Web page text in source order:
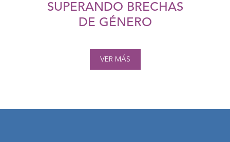
SUPERANDO BRECHAS
DE GÉNERO
VER MÁS